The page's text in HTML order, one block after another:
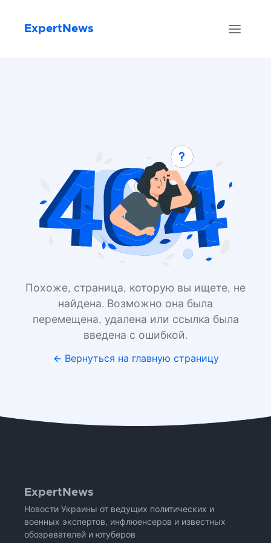
ExpertNews
Похоже, страница, которую вы ищете, не
найдена. Возможно она была
перемещена, удалена или ссылка была
введена с ошибкой.
Вернуться на главную страницу
ExpertNews
Новости Украины от ведущих политических и
военных экспертов, инфлюенсеров и известных
обозревателей и ютуберов